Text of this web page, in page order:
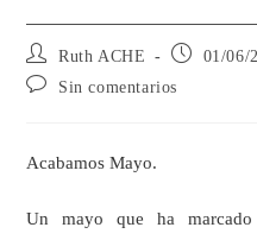
Ruth ACHE 01/06/
Sin comentarios
Acabamos Mayo.
Un mayo que ha